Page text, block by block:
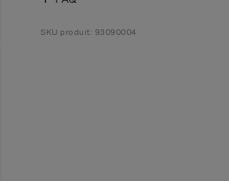
SKU produit: 93090004